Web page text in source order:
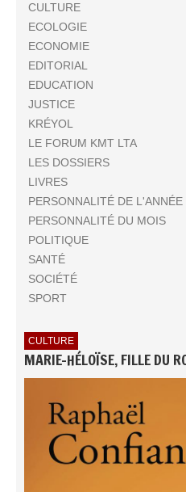
CULTURE
ECOLOGIE
ECONOMIE
EDITORIAL
EDUCATION
JUSTICE
KRÉYOL
LE FORUM KMT LTA
LES DOSSIERS
LIVRES
PERSONNALITÉ DE L'ANNÉE
PERSONNALITÉ DU MOIS
POLITIQUE
SANTÉ
SOCIÉTÉ
SPORT
CULTURE
MARIE-HÉLOÏSE, FILLE DU